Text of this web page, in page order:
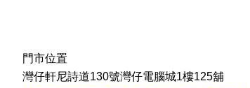
門市位置
灣仔軒尼詩道130號灣仔電腦城1樓125舖